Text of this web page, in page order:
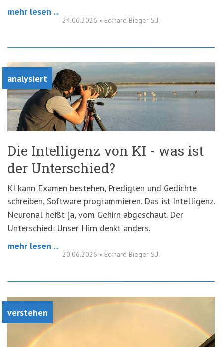
mehr lesen ...
24.06.2026 • Eckhard Bieger S.J.
analysiert
Die Intelligenz von KI - was ist
der Unterschied?
KI kann Examen bestehen, Predigten und Gedichte
schreiben, Software programmieren. Das ist Intelligenz.
Neuronal heißt ja, vom Gehirn abgeschaut. Der
Unterschied: Unser Hirn denkt anders.
mehr lesen ...
20.06.2026 • Eckhard Bieger S.J.
verstehen